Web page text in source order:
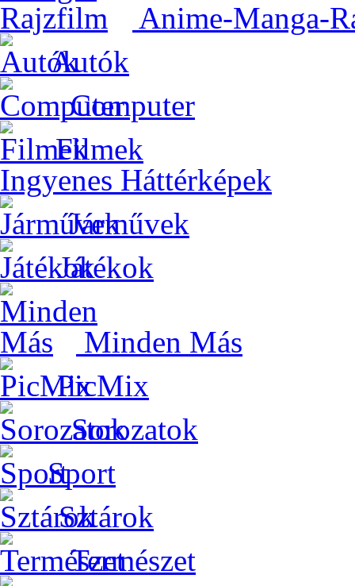
Anime-Manga-
Autók
Computer
Filmek
Ingyenes Háttérképek
Járművek
Játékok
Minden Más
PicMix
Sorozatok
Sport
Sztárok
Természet